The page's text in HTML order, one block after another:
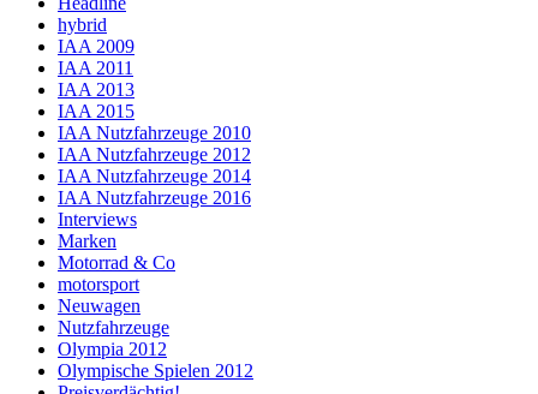
hybrid
IAA 2009
IAA 2011
IAA 2013
IAA 2015
IAA Nutzfahrzeuge 2010
IAA Nutzfahrzeuge 2012
IAA Nutzfahrzeuge 2014
IAA Nutzfahrzeuge 2016
Interviews
Marken
Motorrad & Co
motorsport
Neuwagen
Nutzfahrzeuge
Olympia 2012
Olympische Spielen 2012